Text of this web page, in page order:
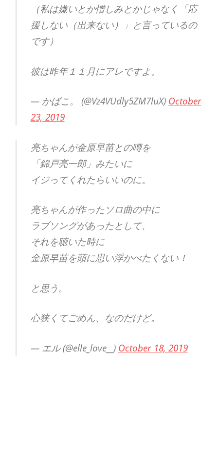
（私は嫌いとか憎しみとかじゃなく「応
援しない（出来ない）」と言っているの
です）
彼は昨年１１月にアレですよ。
— かばこ。 (@Vz4VUdly5ZM7luX) October
23, 2019
亮ちゃんが金原早苗との噂を
「錦戸亮一郎」みたいに
イジってくれたらいいのに。
亮ちゃんが作ったソロ曲の中に
ラブソングがあったとして、
それを聴いた時に
金原早苗を頭に思い浮かべたくない！
と思う。
心狭くてごめん、なのだけど。
— エル (@elle_love__) October 18, 2019